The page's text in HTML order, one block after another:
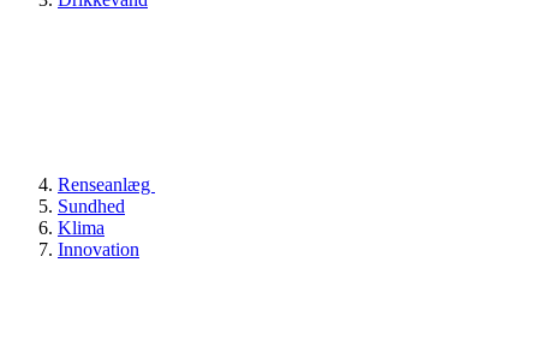
Renseanlæg
Sundhed
Klima
Innovation